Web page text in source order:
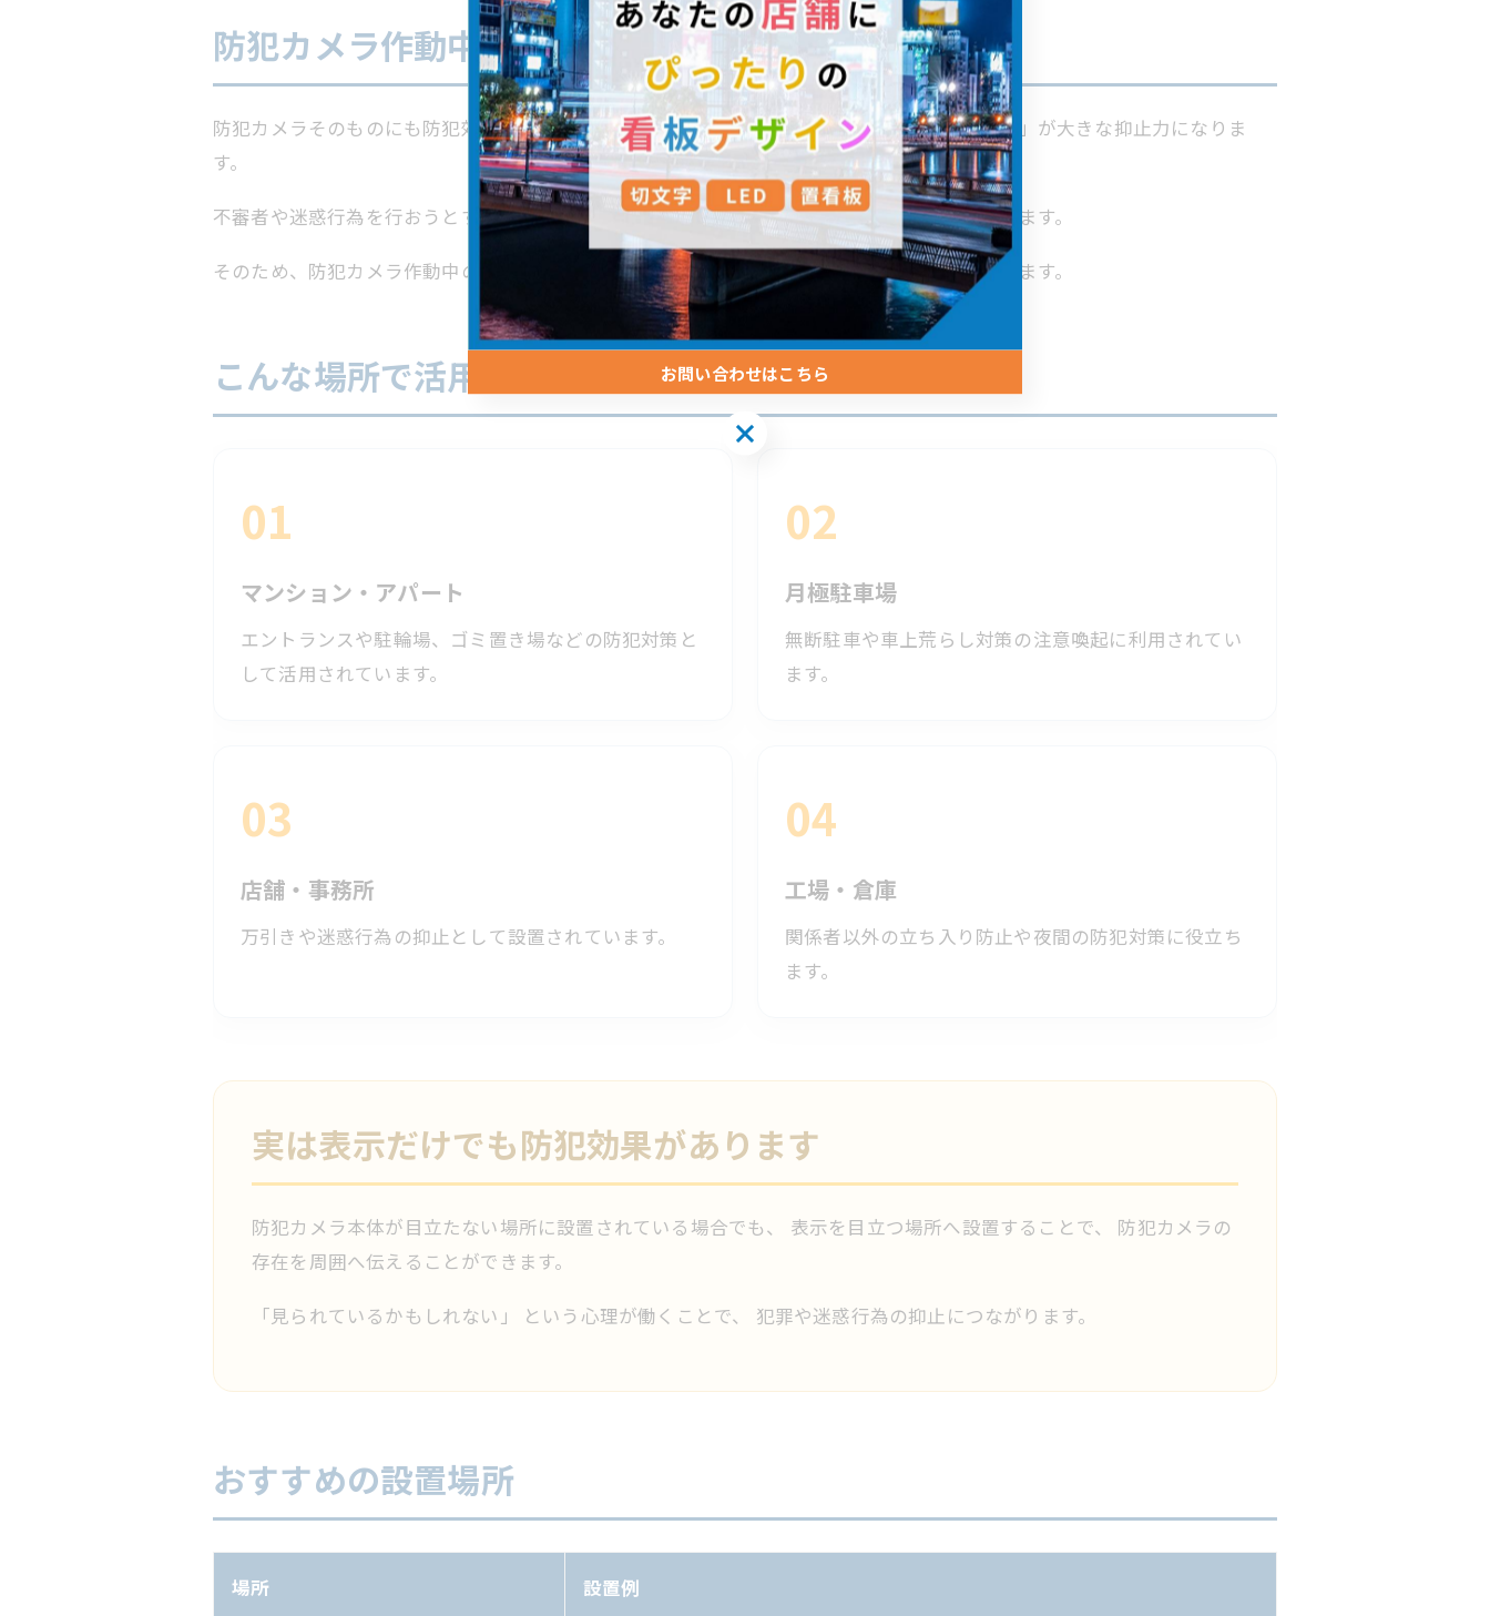
防犯カメラ作動中の表示はなぜ必要？
防犯カメラそのものにも防犯効果がありますが、 実際には「カメラがあることを知らせる表示」が大きな抑止力になりま
す。
不審者や迷惑行為を行おうとする人は、 防犯カメラが設置されている場所を避ける傾向があります。
そのため、防犯カメラ作動中の表示は、 トラブル防止や犯罪抑止に役立つ重要なサインと言えます。
こんな場所で活用されています
01
マンション・アパート
エントランスや駐輪場、ゴミ置き場などの防犯対策と
して活用されています。
02
月極駐車場
無断駐車や車上荒らし対策の注意喚起に利用されてい
ます。
03
店舗・事務所
万引きや迷惑行為の抑止として設置されています。
04
工場・倉庫
関係者以外の立ち入り防止や夜間の防犯対策に役立ち
ます。
実は表示だけでも防犯効果があります
防犯カメラ本体が目立たない場所に設置されている場合でも、 表示を目立つ場所へ設置することで、 防犯カメラの
存在を周囲へ伝えることができます。
「見られているかもしれない」 という心理が働くことで、 犯罪や迷惑行為の抑止につながります。
おすすめの設置場所
場所 設置例
お問い合わせはこちら